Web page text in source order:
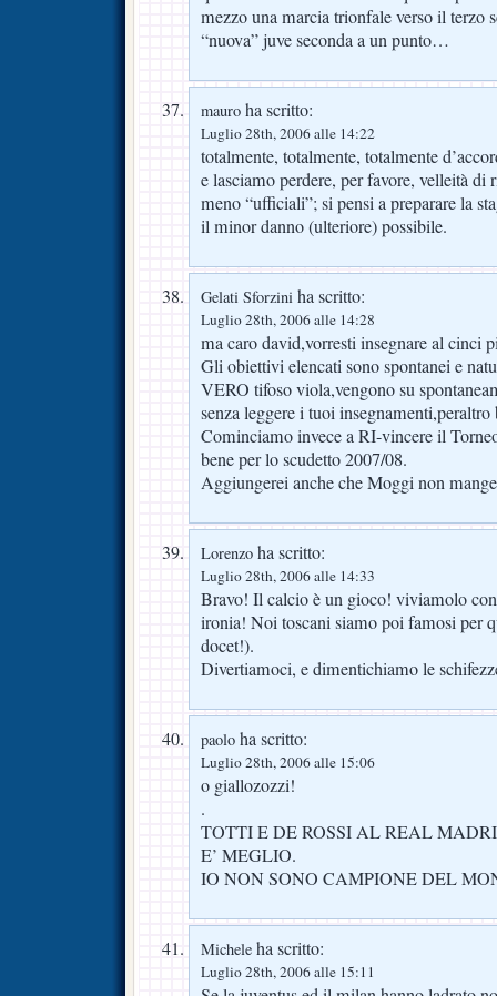
mezzo una marcia trionfale verso il
“nuova” juve seconda a un punto…
mauro ha scritto:
Luglio 28th, 2006 alle 14:22
totalmente, totalmente, totalmente
e lasciamo perdere, per favore, velleità
meno “ufficiali”; si pensi a preparare la
il minor danno (ulteriore) possibile.
Gelati Sforzini ha scritto:
Luglio 28th, 2006 alle 14:28
ma caro david,vorresti insegnare al cinci
Gli obiettivi elencati sono spontanei e
VERO tifoso viola,vengono su
senza leggere i tuoi insegnamenti,peraltro
Cominciamo invece a RI-vincere il
bene per lo scudetto 2007/08.
Aggiungerei anche che Moggi non
Lorenzo ha scritto:
Luglio 28th, 2006 alle 14:33
Bravo! Il calcio è un gioco! viviamolo
ironia! Noi toscani siamo poi famosi per
docet!).
Divertiamoci, e dimentichiamo le
paolo ha scritto:
Luglio 28th, 2006 alle 15:06
o giallozozzi!
.
TOTTI E DE ROSSI AL REAL
E’ MEGLIO.
IO NON SONO CAMPIONE DEL
Michele ha scritto:
Luglio 28th, 2006 alle 15:11